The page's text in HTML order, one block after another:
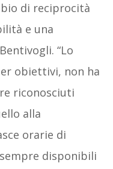
di reciprocità
e una
“Lo
obiettivi, non ha
riconosciuti
alla
orarie di
disponibili